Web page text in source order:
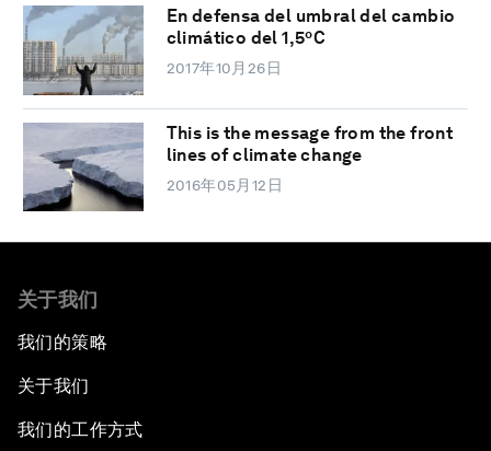
En defensa del umbral del cambio
climático del 1,5ºC
2017年10月26日
This is the message from the front
lines of climate change
2016年05月12日
关于我们
我们的策略
关于我们
我们的工作方式